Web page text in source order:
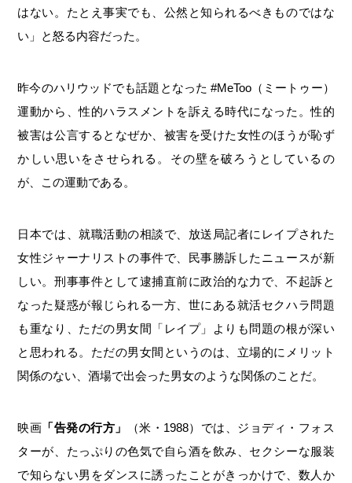
はない。たとえ事実でも、公然と知られるべきものではな
い」と怒る内容だった。
昨今のハリウッドでも話題となった #MeToo（ミートゥー）
運動から、性的ハラスメントを訴える時代になった。性的
被害は公言するとなぜか、被害を受けた女性のほうが恥ず
かしい思いをさせられる。その壁を破ろうとしているの
が、この運動である。
日本では、就職活動の相談で、放送局記者にレイプされた
女性ジャーナリストの事件で、民事勝訴したニュースが新
しい。刑事事件として逮捕直前に政治的な力で、不起訴と
なった疑惑が報じられる一方、世にある就活セクハラ問題
も重なり、ただの男女間「レイプ」よりも問題の根が深い
と思われる。ただの男女間というのは、立場的にメリット
関係のない、酒場で出会った男女のような関係のことだ。
映画 「告発の行方」
（米・1988）では、ジョディ・フォス
ターが、たっぷりの色気で自ら酒を飲み、セクシーな服装
で知らない男をダンスに誘ったことがきっかけで、数人か